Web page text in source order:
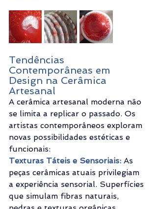
Tendências
Contemporâneas em
Design na Cerâmica
Artesanal
A cerâmica artesanal moderna não
se limita a replicar o passado. Os
artistas contemporâneos exploram
novas possibilidades estéticas e
funcionais:
Texturas Táteis e Sensoriais: As
peças cerâmicas atuais privilegiam
a experiência sensorial. Superfícies
que simulam fibras naturais,